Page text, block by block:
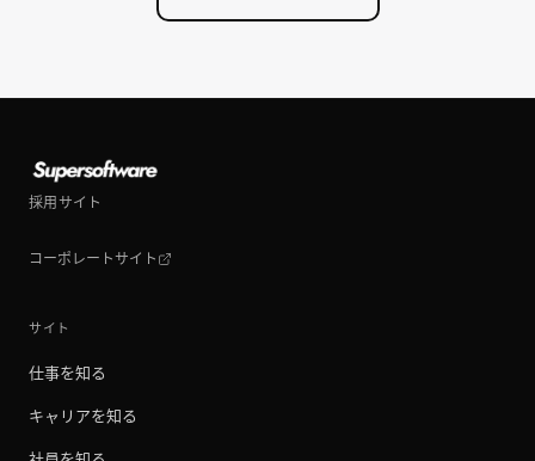
採用サイト
コーポレートサイト
サイト
仕事を知る
キャリアを知る